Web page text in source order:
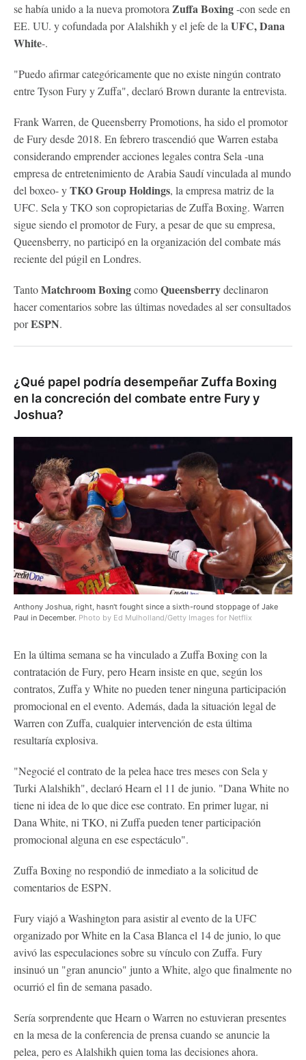
se había unido a la nueva promotoraZuffa Boxing-con sede en
EE. UU. y cofundada por Alalshikh y el jefe de laUFC, Dana
White-.
"Puedo afirmar categóricamente que no existe ningún contrato
entre Tyson Fury y Zuffa", declaró Brown durante la entrevista.
Frank Warren, de Queensberry Promotions, ha sido el promotor
de Fury desde 2018. En febrero trascendió que Warren estaba
considerando emprender acciones legales contra Sela -una
empresa de entretenimiento de Arabia Saudí vinculada al mundo
del boxeo- yTKO Group Holdings, la empresa matriz de la
UFC. Sela y TKO son copropietarias de Zuffa Boxing. Warren
sigue siendo el promotor de Fury, a pesar de que su empresa,
Queensberry, no participó en la organización del combate más
reciente del púgil en Londres.
TantoMatchroom BoxingcomoQueensberrydeclinaron
hacer comentarios sobre las últimas novedades al ser consultados
porESPN.
¿Qué papel podría desempeñar Zuffa Boxing
en la concreción del combate entre Fury y
Joshua?
Anthony Joshua, right, hasn't fought since a sixth-round stoppage of Jake
Paul in December. Photo by Ed Mulholland/Getty Images for Netflix
En la última semana se ha vinculado a Zuffa Boxing con la
contratación de Fury, pero Hearn insiste en que, según los
contratos, Zuffa y White no pueden tener ninguna participación
promocional en el evento. Además, dada la situación legal de
Warren con Zuffa, cualquier intervención de esta última
resultaría explosiva.
"Negocié el contrato de la pelea hace tres meses con Sela y
Turki Alalshikh", declaró Hearn el 11 de junio. "Dana White no
tiene ni idea de lo que dice ese contrato. En primer lugar, ni
Dana White, ni TKO, ni Zuffa pueden tener participación
promocional alguna en ese espectáculo".
Zuffa Boxing no respondió de inmediato a la solicitud de
comentarios de ESPN.
Fury viajó a Washington para asistir al evento de la UFC
organizado por White en la Casa Blanca el 14 de junio, lo que
avivó las especulaciones sobre su vínculo con Zuffa. Fury
insinuó un "gran anuncio" junto a White, algo que finalmente no
ocurrió el fin de semana pasado.
Sería sorprendente que Hearn o Warren no estuvieran presentes
en la mesa de la conferencia de prensa cuando se anuncie la
pelea, pero es Alalshikh quien toma las decisiones ahora.